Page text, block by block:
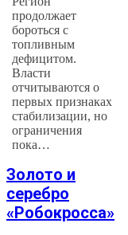
продолжает
бороться с
топливным
дефицитом.
Власти
отчитываются о
первых признаках
стабилизации, но
ограничения
пока…
Золото и
серебро
«Робокросса»